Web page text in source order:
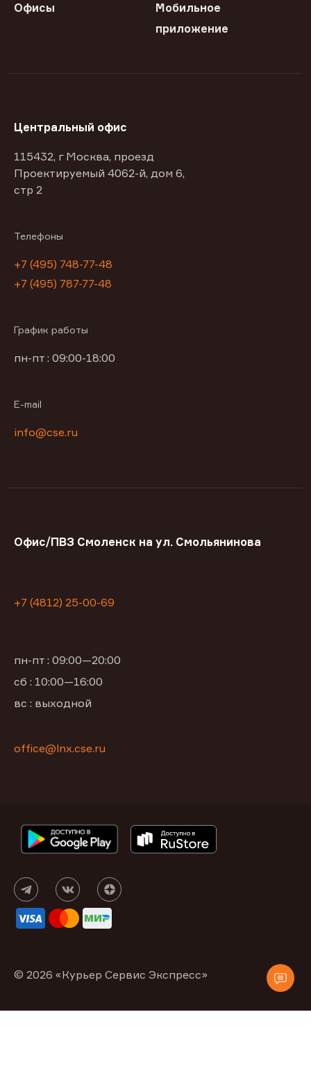
Офисы
Мобильное
приложение
Центральный офис
115432, г Москва, проезд
Проектируемый 4062-й, дом 6,
стр 2
Телефоны
+7 (495) 748-77-48
+7 (495) 787-77-48
График работы
пн-пт : 09:00-18:00
E-mail
info@cse.ru
Офис/ПВЗ Смоленск на ул. Смольянинова
+7 (4812) 25-00-69
пн-пт : 09:00—20:00
сб : 10:00—16:00
вс : выходной
office@lnx.cse.ru
© 2026 «Курьер Сервис Экспресс»